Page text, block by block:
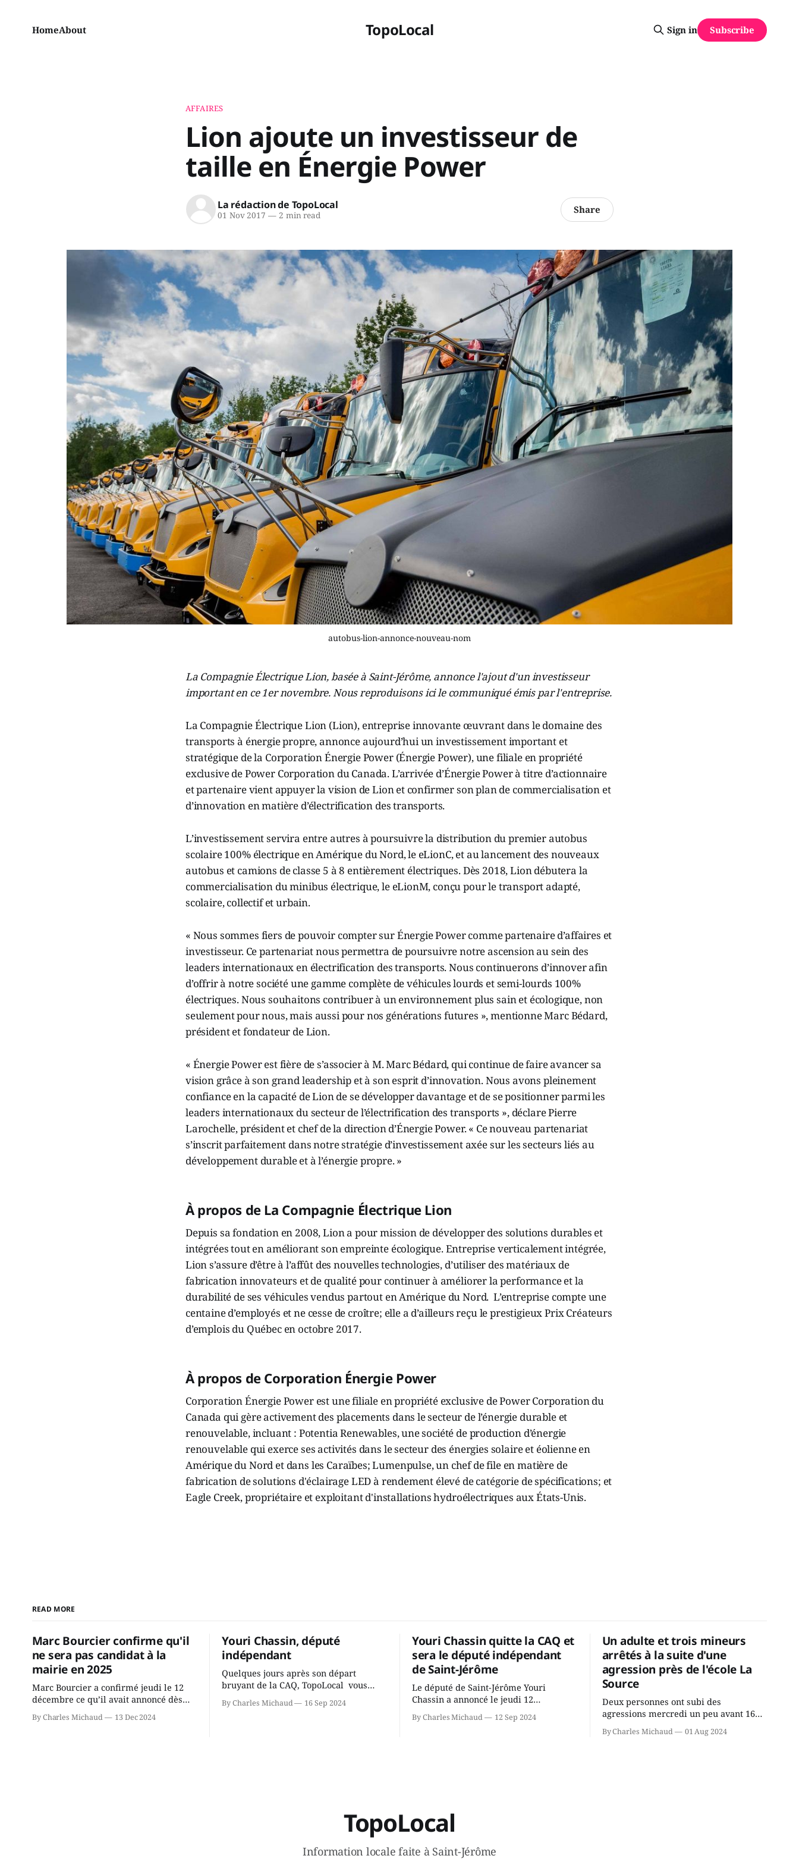
TopoLocal
HomeAbout Sign in Subscribe
AFFAIRES
Lion ajoute un investisseur de
taille en Énergie Power
La rédaction de TopoLocal
01 Nov 2017 —2 min read Share
autobus-lion-annonce-nouveau-nom
La Compagnie Électrique Lion, basée à Saint-Jérôme, annonce l'ajout d'un investisseur
important en ce 1er novembre. Nous reproduisons ici le communiqué émis par l'entreprise.
La Compagnie Électrique Lion (Lion), entreprise innovante œuvrant dans le domaine des
transports à énergie propre, annonce aujourd’hui un investissement important et
stratégique de la Corporation Énergie Power (Énergie Power), une filiale en propriété
exclusive de Power Corporation du Canada. L’arrivée d’Énergie Power à titre d’actionnaire
et partenaire vient appuyer la vision de Lion et confirmer son plan de commercialisation et
d’innovation en matière d’électrification des transports.
L’investissement servira entre autres à poursuivre la distribution du premier autobus
scolaire 100% électrique en Amérique du Nord, le eLionC, et au lancement des nouveaux
autobus et camions de classe 5 à 8 entièrement électriques. Dès 2018, Lion débutera la
commercialisation du minibus électrique, le eLionM, conçu pour le transport adapté,
scolaire, collectif et urbain.
« Nous sommes fiers de pouvoir compter sur Énergie Power comme partenaire d’affaires et
investisseur. Ce partenariat nous permettra de poursuivre notre ascension au sein des
leaders internationaux en électrification des transports. Nous continuerons d’innover afin
d’offrir à notre société une gamme complète de véhicules lourds et semi-lourds 100%
électriques. Nous souhaitons contribuer à un environnement plus sain et écologique, non
seulement pour nous, mais aussi pour nos générations futures », mentionne Marc Bédard,
président et fondateur de Lion.
« Énergie Power est fière de s’associer à M. Marc Bédard, qui continue de faire avancer sa
vision grâce à son grand leadership et à son esprit d’innovation. Nous avons pleinement
confiance en la capacité de Lion de se développer davantage et de se positionner parmi les
leaders internationaux du secteur de l’électrification des transports », déclare Pierre
Larochelle, président et chef de la direction d’Énergie Power. « Ce nouveau partenariat
s’inscrit parfaitement dans notre stratégie d’investissement axée sur les secteurs liés au
développement durable et à l’énergie propre. »
À propos de La Compagnie Électrique Lion
Depuis sa fondation en 2008, Lion a pour mission de développer des solutions durables et
intégrées tout en améliorant son empreinte écologique. Entreprise verticalement intégrée,
Lion s’assure d’être à l’affût des nouvelles technologies, d’utiliser des matériaux de
fabrication innovateurs et de qualité pour continuer à améliorer la performance et la
durabilité de ses véhicules vendus partout en Amérique du Nord. L’entreprise compte une
centaine d’employés et ne cesse de croître; elle a d’ailleurs reçu le prestigieux Prix Créateurs
d’emplois du Québec en octobre 2017.
À propos de Corporation Énergie Power
Corporation Énergie Power est une filiale en propriété exclusive de Power Corporation du
Canada qui gère activement des placements dans le secteur de l’énergie durable et
renouvelable, incluant : Potentia Renewables, une société de production d’énergie
renouvelable qui exerce ses activités dans le secteur des énergies solaire et éolienne en
Amérique du Nord et dans les Caraïbes; Lumenpulse, un chef de file en matière de
fabrication de solutions d'éclairage LED à rendement élevé de catégorie de spécifications; et
Eagle Creek, propriétaire et exploitant d'installations hydroélectriques aux États-Unis.
READ MORE
Marc Bourcier confirme qu'il
ne sera pas candidat à la
mairie en 2025
Marc Bourcier a confirmé jeudi le 12
décembre ce qu’il avait annoncé dès
2021: il ne sollicitera pas de deuxième
mandat à titre de maire de Saint-
By Charles Michaud 13 Dec 2024
Youri Chassin, député
indépendant
Quelques jours après son départ
bruyant de la CAQ, TopoLocal vous
présente une conversation avec Youri
Chassin. Nous avons causé de sa
By Charles Michaud 16 Sep 2024
Youri Chassin quitte la CAQ et
sera le député indépendant
de Saint-Jérôme
Le député de Saint-Jérôme Youri
Chassin a annoncé le jeudi 12
septembre qu'il quitte le caucus de la
Coalition Avenir Québec de François
By Charles Michaud 12 Sep 2024
Un adulte et trois mineurs
arrêtés à la suite d'une
agression près de l'école La
Source
Deux personnes ont subi des
agressions mercredi un peu avant 16h
à proximité de l'école primaire La
Source dans le secteur Bellefeuille de
By Charles Michaud 01 Aug 2024
TopoLocal
Information locale faite à Saint-Jérôme